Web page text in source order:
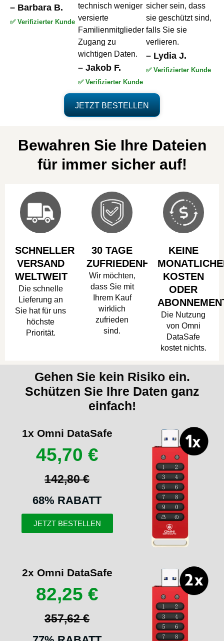
– Barbara B.
✅ Verifizierter Kunde
technisch weniger
versierte
Familienmitglieder
Zugang zu
wichtigen Daten.
– Jakob F.
✅ Verifizierter Kunde
sicher sein, dass
sie geschützt sind,
falls Sie sie
verlieren.
– Lydia J.
✅ Verifizierter Kunde
JETZT BESTELLEN
Bewahren Sie Ihre Dateien
für immer sicher auf!
SCHNELLER
VERSAND
WELTWEIT
Die schnelle
Lieferung an
Sie hat für uns
höchste
Priorität.
30 TAGE
ZUFRIEDENHEITSGARANTIE
Wir möchten,
dass Sie mit
Ihrem Kauf
wirklich
zufrieden
sind.
KEINE
KOSTEN
ODER
Die Nutzung
von Omni
DataSafe
kostet nichts.
Gehen Sie kein Risiko ein.
Schützen Sie Ihre Daten ganz
einfach!
1x Omni DataSafe
45,70 €
142,80 €
68% RABATT
JETZT BESTELLEN
2x Omni DataSafe
82,25 €
357,62 €